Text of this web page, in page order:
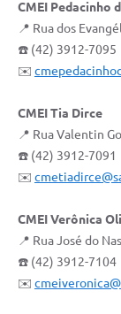
CMEI Pedacinho
📍 Rua dos
☎️ (42) 3912-7095
✉️
CMEI Tia Dirce
📍 Rua Valentin
☎️ (42) 3912-7091
✉️
CMEI Verônica
📍 Rua José do
☎️ (42) 3912-7104
✉️